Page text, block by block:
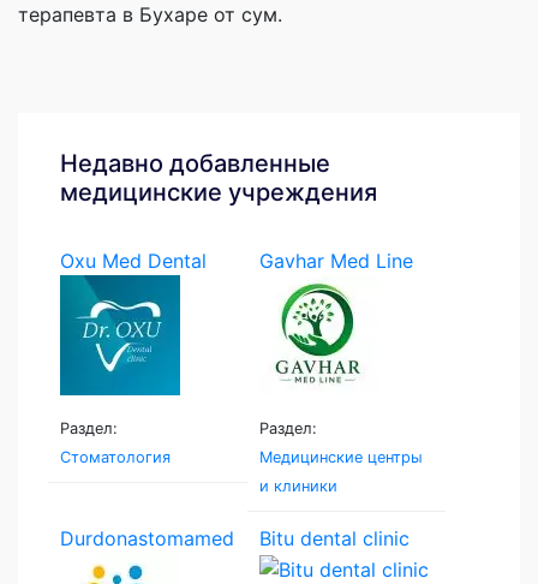
терапевта в Бухаре от сум.
Недавно добавленные
медицинские учреждения
Oxu Med Dental
Раздел:
Стоматология
Gavhar Med Line
Раздел:
Медицинские центры
и клиники
Durdonastomamed Bitu dental clinic